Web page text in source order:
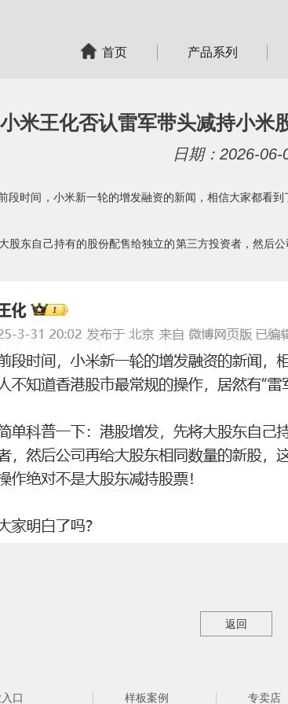
首页 产品系列
小米王化否认雷军带头减持小米
日期：2026-06-
段时间，小米新一轮的增发融资的新闻，相信大家都看
股东自己持有的股份配售给独立的第三方投资者，然后
返回
口 样板案例 专卖店